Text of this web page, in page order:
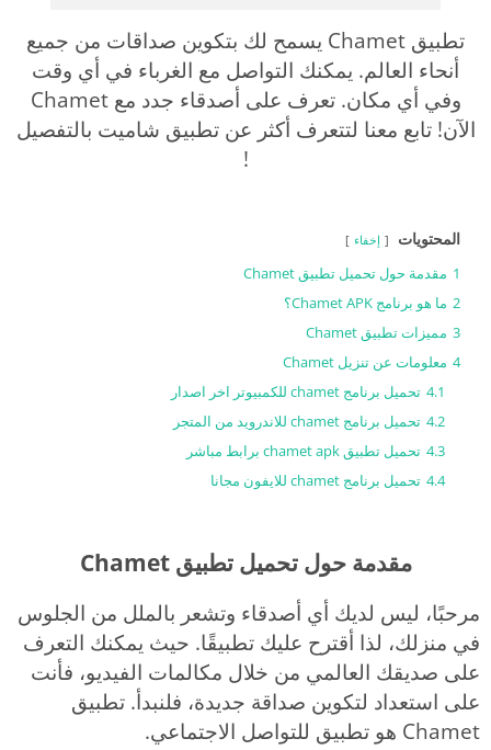
تطبيق Chamet يسمح لك بتكوين صداقات من جميع
أنحاء العالم. يمكنك التواصل مع الغرباء في أي وقت
وفي أي مكان. تعرف على أصدقاء جدد مع Chamet
الآن! تابع معنا لتتعرف أكثر عن تطبيق شاميت بالتفصيل
!
المحتويات إخفاء
1 مقدمة حول تحميل تطبيق Chamet
2 ما هو برنامج Chamet APK؟
3 مميزات تطبيق Chamet
4 معلومات عن تنزيل Chamet
4.1 تحميل برنامج chamet للكمبيوتر اخر اصدار
4.2 تحميل برنامج chamet للاندرويد من المتجر
4.3 تحميل تطبيق chamet apk برابط مباشر
4.4 تحميل برنامج chamet للايفون مجانا
مقدمة حول تحميل تطبيق Chamet
مرحبًا، ليس لديك أي أصدقاء وتشعر بالملل من الجلوس
في منزلك، لذا أقترح عليك تطبيقًا. حيث يمكنك التعرف
على صديقك العالمي من خلال مكالمات الفيديو، فأنت
على استعداد لتكوين صداقة جديدة، فلنبدأ. تطبيق
Chamet هو تطبيق للتواصل الاجتماعي.